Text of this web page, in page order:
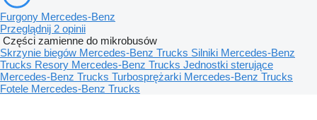
Furgony Mercedes-Benz
Przeglądnij 2 opinii
Części zamienne do mikrobusów
Skrzynie biegów Mercedes-Benz Trucks Silniki Mercedes-Benz
Trucks Resory Mercedes-Benz Trucks Jednostki sterujące
Mercedes-Benz Trucks Turbosprężarki Mercedes-Benz Trucks
Fotele Mercedes-Benz Trucks